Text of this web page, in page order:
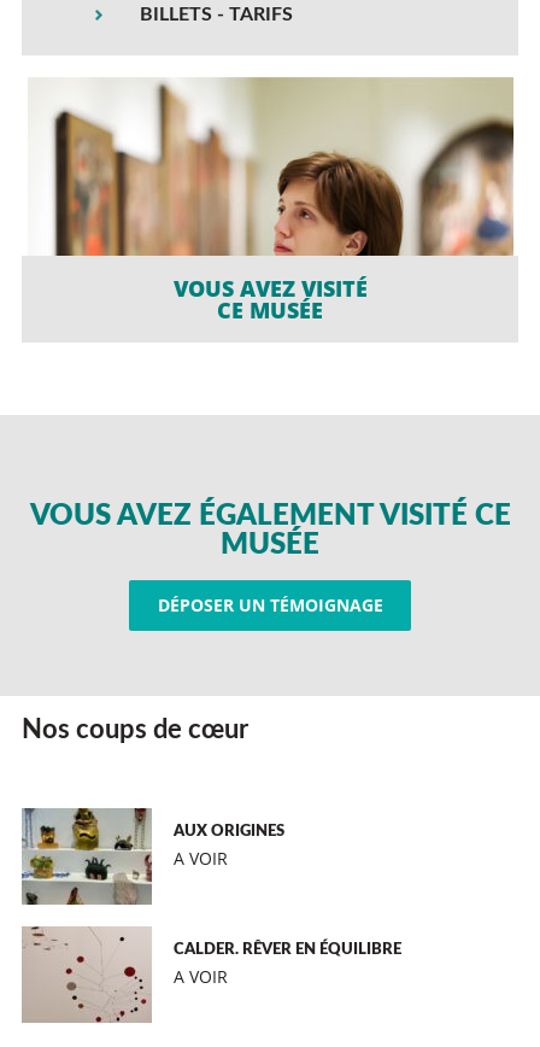
BILLETS - TARIFS
VOUS AVEZ VISITÉ
CE MUSÉE
VOUS AVEZ ÉGALEMENT VISITÉ CE
MUSÉE
DÉPOSER UN TÉMOIGNAGE
Nos coups de cœur
AUX ORIGINES
A VOIR
CALDER. RÊVER EN ÉQUILIBRE
A VOIR